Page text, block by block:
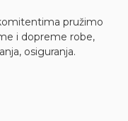
pružimo
i dopreme robe,
osiguranja.